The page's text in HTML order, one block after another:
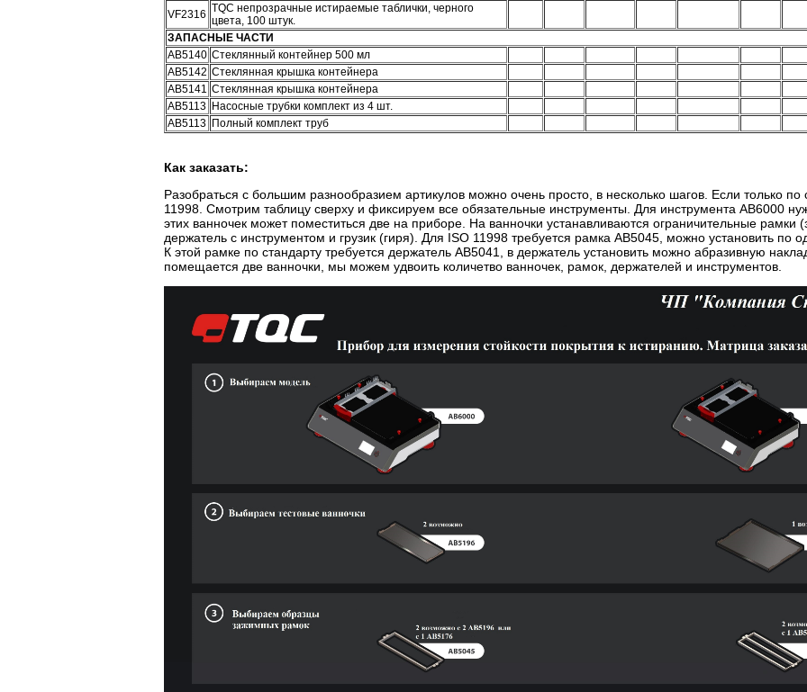
VF2316 TQC непрозрачные истираемые таблички, черного
цвета, 100 штук.
ЗАПАСНЫЕ ЧАСТИ
AB5140 Стеклянный контейнер 500 мл
AB5142 Стеклянная крышка контейнера
AB5141 Стеклянная крышка контейнера
AB5113 Насосные трубки комплект из 4 шт.
AB5113 Полный комплект труб
Как заказать:
Разобраться с большим разнообразием артикулов можно очень просто, в несколько шагов. Если только по
11998. Смотрим таблицу сверху и фиксируем все обязательные инструменты. Для инструмента АВ6000
этих ванночек может поместиться две на приборе. На ванночки устанавливаются ограничительные рамки
держатель с инструментом и грузик (гиря). Для ISO 11998 требуется рамка АВ5045, можно установить по
К этой рамке по стандарту требуется держатель АВ5041, в держатель установить можно абразивную
помещается две ванночки, мы можем удвоить количетво ванночек, рамок, держателей и инструментов.